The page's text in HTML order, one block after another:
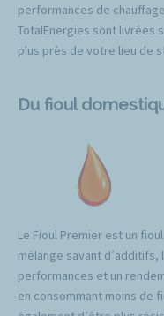
performances de
TotalEnergies sont livrées
plus près de votre lieu de
Du fioul
Le Fioul Premier est un
mélange savant
performances et un
en consommant moins de